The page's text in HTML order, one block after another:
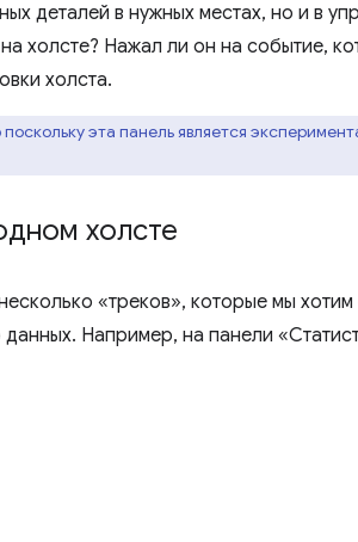
деталей в нужных местах, но и в
холсте? Нажал ли он на событие,
холста.
эта панель является
холсте
«треков», которые мы
Например, на панели